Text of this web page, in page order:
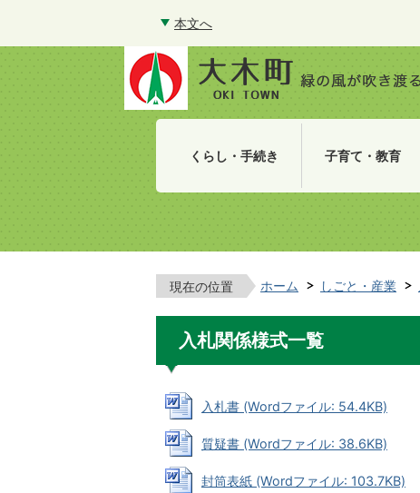
本文へ
くらし・手続き 子育て・教育
現在の位置 ホーム しごと・産業
入札関係様式一覧
入札書 (Wordファイル: 54.4KB)
質疑書 (Wordファイル: 38.6KB)
封筒表紙 (Wordファイル: 103.7KB)